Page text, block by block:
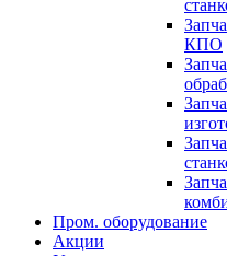
КПО
Пром. оборудование
Акции